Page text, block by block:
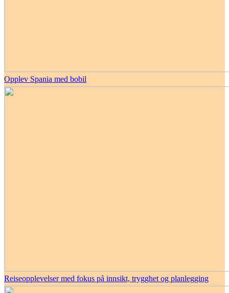
Opplev Spania med bobil
Reiseopplevelser med fokus på innsikt, trygghet og planlegging